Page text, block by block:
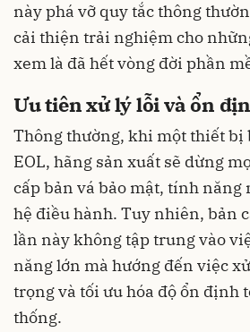
này phá vỡ quy tắc thông
cải thiện trải nghiệm cho
xem là đã hết vòng đời phần
Ưu tiên xử lý lỗi và ổn
Thông thường, khi một thiết bị
EOL, hãng sản xuất sẽ dừng
cấp bản vá bảo mật, tính năng
hệ điều hành. Tuy nhiên, bản
lần này không tập trung vào
năng lớn mà hướng đến việc
trọng và tối ưu hóa độ ổn định
thống.